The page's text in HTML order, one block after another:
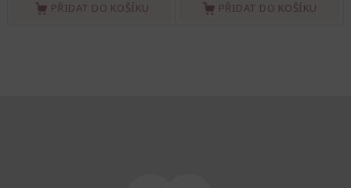
PŘIDAT DO KOŠÍKU PŘIDAT DO KOŠÍKU